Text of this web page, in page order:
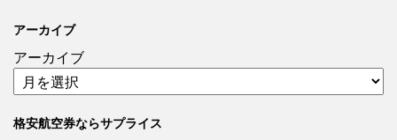
アーカイブ
アーカイブ
格安航空券ならサプライス